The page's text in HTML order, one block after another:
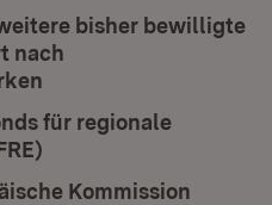
bisher bewilligte
nach
für regionale
Kommission